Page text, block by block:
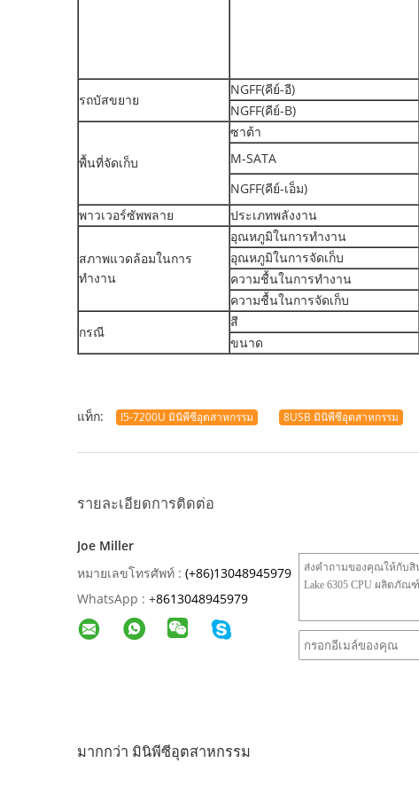
รถบัสขยาย
NGFF(คีย์-อี)
NGFF(คีย์-B)
พื้นที่จัดเก็บ
ซาต้า
M-SATA
NGFF(คีย์-เอ็ม)
พาวเวอร์ซัพพลาย
ประเภทพลังงาน
สภาพแวดล้อมในการ
ทำงาน
อุณหภูมิในการทำงาน
อุณหภูมิในการจัดเก็บ
ความชื้นในการทำงาน
ความชื้นในการจัดเก็บ
กรณี
สี
ขนาด
แท็ก: I5-7200U มินิพีซีอุตสาหกรรม 8USB มินิพีซีอุตสาหกรรม
รายละเอียดการติดต่อ
Joe Miller
หมายเลขโทรศัพท์ : (+86)13048945979
WhatsApp : +8613048945979
มากกว่า มินิพีซีอุตสาหกรรม